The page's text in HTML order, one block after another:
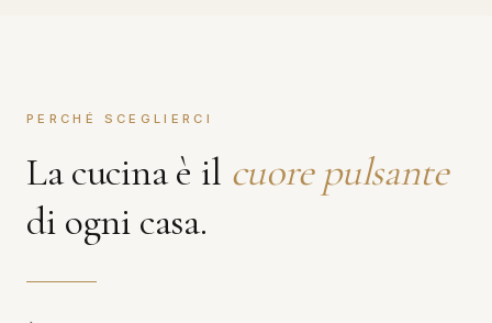
PERCHÉ SCEGLIERCI
La cucina è il cuore pulsante
di ogni casa.